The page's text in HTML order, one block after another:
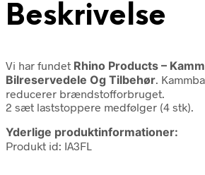
Beskrivelse
Vi har fundet Rhino Products –
Bilreservedele Og Tilbehør .
reducerer brændstofforbruget.
2 sæt laststoppere medfølger (4 stk).
Yderlige produktinformationer:
Produkt id: IA3FL